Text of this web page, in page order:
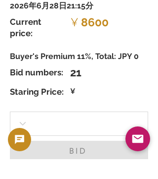
2026年6月28日21:15分
Current
price:
¥ 8600
Buyer's Premium 11%, Total: JPY 0
Bid numbers: 21
Staring Price: ¥
BID